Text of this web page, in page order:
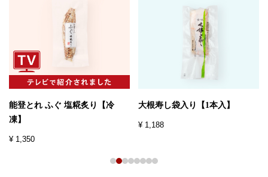
能登とれ ふぐ 塩糀炙り【冷
凍】
¥ 1,350
大根寿し袋入り【1本入】
¥ 1,188